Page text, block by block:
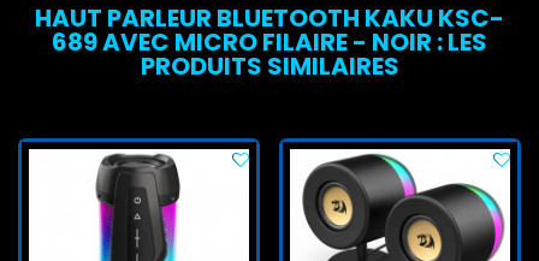
HAUT PARLEUR BLUETOOTH KAKU KSC-
689 AVEC MICRO FILAIRE - NOIR : LES
PRODUITS SIMILAIRES